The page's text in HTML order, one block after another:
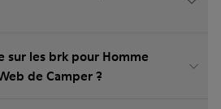
sur les brk pour Homme
de Camper ?